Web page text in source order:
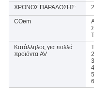
ΧΡΟΝΟΣ ΠΑΡΑΔΟΣΗΣ:
COem
Κατάλληλος για πολλά
προϊόντα AV